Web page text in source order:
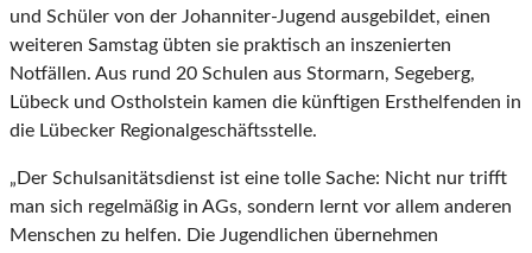
und Schüler von der Johanniter-Jugend ausgebildet, einen
weiteren Samstag übten sie praktisch an inszenierten
Notfällen. Aus rund 20 Schulen aus Stormarn, Segeberg,
Lübeck und Ostholstein kamen die künftigen Ersthelfenden in
die Lübecker Regionalgeschäftsstelle.
„Der Schulsanitätsdienst ist eine tolle Sache: Nicht nur trifft
man sich regelmäßig in AGs, sondern lernt vor allem anderen
Menschen zu helfen. Die Jugendlichen übernehmen